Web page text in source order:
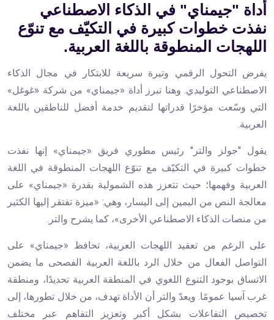
أداة "جيمناي" في الذكاء الاصطناعي
نفذت خطوات كبيرة في التكيّف مع تنوّع
اللهجات المنطوقة باللغة العربية.
يفرض التحول الرقمي وتيرة سريعة للابتكار في مجال الذكاء
الاصطناعي التوليدي. وهنا تبرز أداة «جيمناي» من شركة «غوغل»
التي وسّعت مؤخرًا قدراتها لتقديم خدمة أفضل للناطقين باللغة
العربية.
يقول "جولز والتر" رئيس مطوري فريق «جيمناي» إنها نفذت
خطوات كبيرة في التكيّف مع تنوّع اللهجات المنطوقة في اللغة
العربية وفهمها؛ حيث تتعزز هذه الشمولية بقدرة «جيمناي» على
معالجة النص من اليمين إلى اليسار، وهي: «ميزة تفتقر إليها الكثير
من منصات الذكاء الاصطناعي الأخرى»، كما يشرح والتر.
على الرغم من تعقيد اللهجات العربية، تحافظ «جيمناي» على
التواصل الفعال من خلال الرد باللغة العربية الفصحى ما يضمن
الاتساق بوجود التنوع اللغوي في المنطقة العربية تحديدًا، ومنطقة
غرب آسيا عمومًا. ويعدّ والتر أن الأداة تهدف، من خلال تطورها، إلى
تخصيص التفاعلات بشكل أكبر وتعزيز التفاهم عبر مختلف